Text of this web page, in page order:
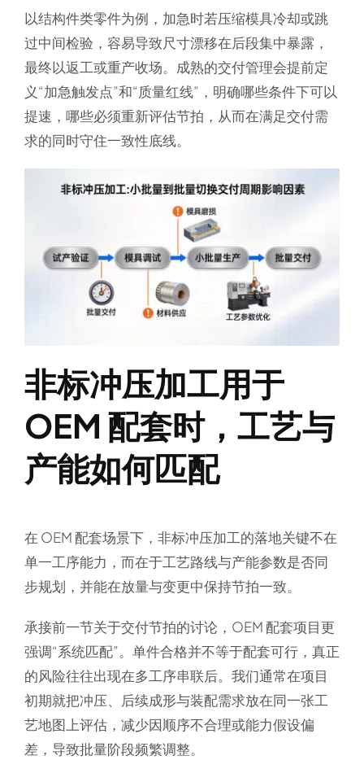
以结构件类零件为例，加急时若压缩模具冷却或跳
过中间检验，容易导致尺寸漂移在后段集中暴露，
最终以返工或重产收场。成熟的交付管理会提前定
义“加急触发点”和“质量红线”，明确哪些条件下可以
提速，哪些必须重新评估节拍，从而在满足交付需
求的同时守住一致性底线。
非标冲压加工用于
OEM 配套时，工艺与
产能如何匹配
在 OEM 配套场景下，非标冲压加工的落地关键不在
单一工序能力，而在于工艺路线与产能参数是否同
步规划，并能在放量与变更中保持节拍一致。
承接前一节关于交付节拍的讨论，OEM 配套项目更
强调“系统匹配”。单件合格并不等于配套可行，真正
的风险往往出现在多工序串联后。我们通常在项目
初期就把冲压、后续成形与装配需求放在同一张工
艺地图上评估，减少因顺序不合理或能力假设偏
差，导致批量阶段频繁调整。